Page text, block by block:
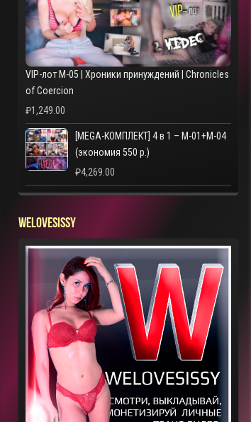
VIP-лот M-05 | Хроники принуждений | Chronicles
of Coercion
₽1,249.00
[MEGA-КОМПЛЕКТ] 4 в 1 – M-01+M-04
(экономия 550 р.)
₽4,269.00
WELOVESISSY